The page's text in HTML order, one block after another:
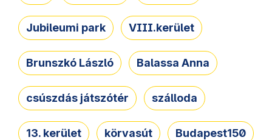
Jubileumi park VIII.kerület
Brunszkó László Balassa Anna
csúszdás játszótér szálloda
13. kerület körvasút Budapest150